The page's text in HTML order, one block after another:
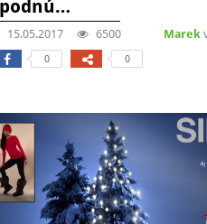
15.05.2017 6500 Marek
0 0